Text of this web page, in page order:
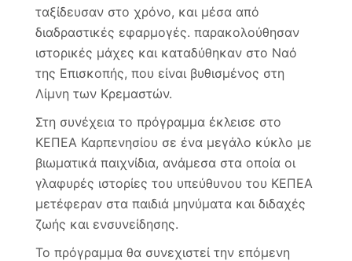
ταξίδευσαν στο χρόνο, και μέσα από
διαδραστικές εφαρμογές. παρακολούθησαν
ιστορικές μάχες και καταδύθηκαν στο Ναό
της Επισκοπής, που είναι βυθισμένος στη
Λίμνη των Κρεμαστών.
Στη συνέχεια το πρόγραμμα έκλεισε στο
ΚΕΠΕΑ Καρπενησίου σε ένα μεγάλο κύκλο με
βιωματικά παιχνίδια, ανάμεσα στα οποία οι
γλαφυρές ιστορίες του υπεύθυνου του ΚΕΠΕΑ
μετέφεραν στα παιδιά μηνύματα και διδαχές
ζωής και ενσυνείδησης.
Το πρόγραμμα θα συνεχιστεί την επόμενη